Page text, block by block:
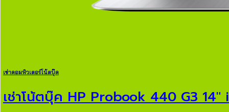
เช่าคอมพิวเตอร์โน้ตบุ๊ค
เช่าโน้ตบุ๊ค HP Probook 440 G3 14″